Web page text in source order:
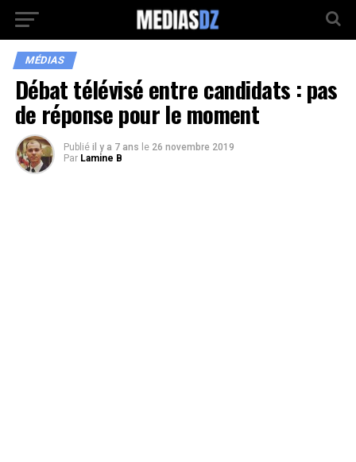
MÉDIAS
Débat télévisé entre candidats : pas
de réponse pour le moment
Publié il y a 7 ans le 26 novembre 2019
Par Lamine B